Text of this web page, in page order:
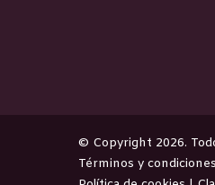
©️ Copyright 2026.
Términos y